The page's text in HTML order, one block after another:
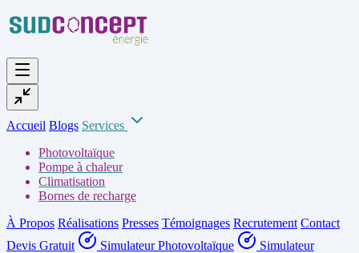
Accueil Blogs Services
Photovoltaïque
Pompe à chaleur
Climatisation
Bornes de recharge
À Propos Réalisations Presses Témoignages Recrutement Contact
Devis Gratuit
Simulateur Photovoltaïque
Simulateur